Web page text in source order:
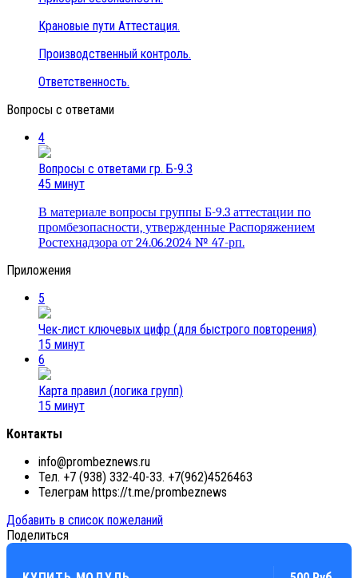
Крановые пути Аттестация.
Производственный контроль.
Ответственность.
Вопросы с ответами
4
Вопросы с ответами гр. Б-9.3
45 минут
В материале вопросы группы Б-9.3 аттестации по
промбезопасности, утвержденные Распоряжением
Ростехнадзора от 24.06.2024 № 47-рп.
Приложения
5
Чек-лист ключевых цифр (для быстрого повторения)
15 минут
6
Карта правил (логика групп)
15 минут
Контакты
info@prombeznews.ru
Тел. ‪+7 (938) 332-40-33. ‪+7(962)4526463
Телеграм https://t.me/prombeznews
Добавить в список пожеланий
Поделиться